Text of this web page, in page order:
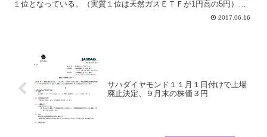
１位となっている。（実質１位は天然ガスＥＴＦが1円高の5円）Ｓ
2017.06.16
サハダイヤモンド１１月１日付けで上場
廃止決定、９月末の株価３円